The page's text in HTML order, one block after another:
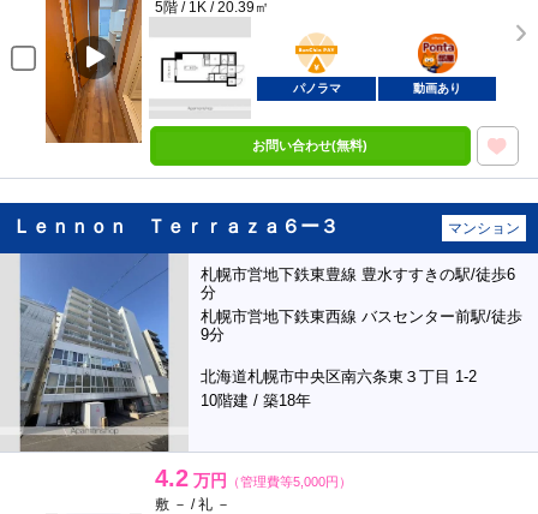
5階 / 1K / 20.39㎡
BunChinPAY
ポンタ
部屋
パノラマ 動画あり
お問い合わせ(無料)
Ｌｅｎｎｏｎ Ｔｅｒｒａｚａ６ー３ マンション
札幌市営地下鉄東豊線 豊水すすきの駅/徒歩6
分
札幌市営地下鉄東西線 バスセンター前駅/徒歩
9分
北海道札幌市中央区南六条東３丁目 1-2
10階建 / 築18年
4.2 万円 （管理費等5,000円）
敷 － / 礼 －